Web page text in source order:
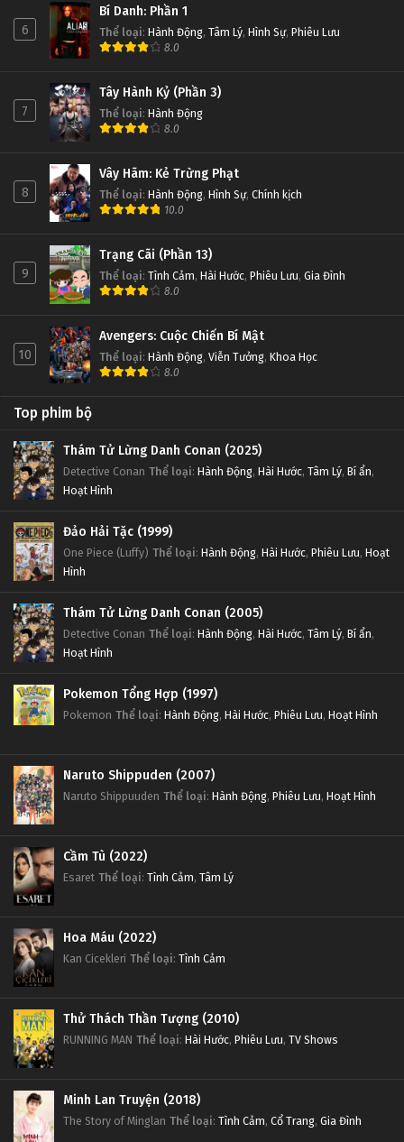
6
Bí Danh: Phần 1
Thể loại: Hành Động, Tâm Lý, Hình Sự, Phiêu Lưu
8.0
7
Tây Hành Kỷ (Phần 3)
Thể loại: Hành Động
8.0
8
Vây Hãm: Kẻ Trừng Phạt
Thể loại: Hành Động, Hình Sự, Chính kịch
10.0
9
Trạng Cãi (Phần 13)
Thể loại: Tình Cảm, Hài Hước, Phiêu Lưu, Gia Đình
8.0
10
Avengers: Cuộc Chiến Bí Mật
Thể loại: Hành Động, Viễn Tưởng, Khoa Học
8.0
Top phim bộ
Thám Tử Lừng Danh Conan (2025)
Detective Conan Thể loại: Hành Động, Hài Hước, Tâm Lý, Bí ẩn,
Hoạt Hình
Đảo Hải Tặc (1999)
One Piece (Luffy) Thể loại: Hành Động, Hài Hước, Phiêu Lưu, Hoạt
Hình
Thám Tử Lừng Danh Conan (2005)
Detective Conan Thể loại: Hành Động, Hài Hước, Tâm Lý, Bí ẩn,
Hoạt Hình
Pokemon Tổng Hợp (1997)
Pokemon Thể loại: Hành Động, Hài Hước, Phiêu Lưu, Hoạt Hình
Naruto Shippuden (2007)
Naruto Shippuuden Thể loại: Hành Động, Phiêu Lưu, Hoạt Hình
Cầm Tù (2022)
Esaret Thể loại: Tình Cảm, Tâm Lý
Hoa Máu (2022)
Kan Cicekleri Thể loại: Tình Cảm
Thử Thách Thần Tượng (2010)
RUNNING MAN Thể loại: Hài Hước, Phiêu Lưu, TV Shows
Minh Lan Truyện (2018)
The Story of Minglan Thể loại: Tình Cảm, Cổ Trang, Gia Đình